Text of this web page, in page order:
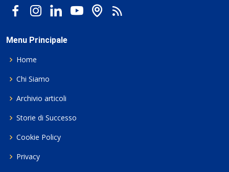
Menu Principale
Home
Chi Siamo
Archivio articoli
Storie di Successo
Cookie Policy
Privacy